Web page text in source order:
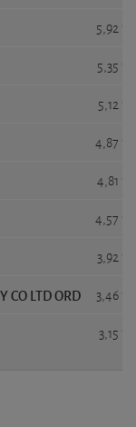
5,92 %
5,35 %
5,12 %
4,87 %
4,81 %
4,57 %
3,92 %
CO LTD ORD 3,46 %
3,15 %